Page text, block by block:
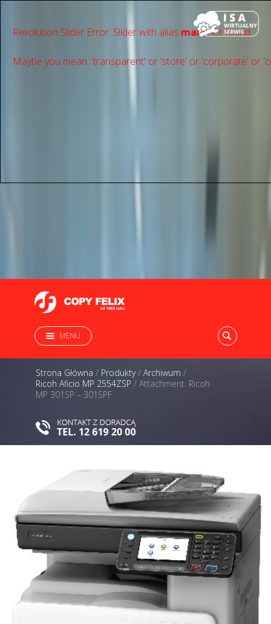
Revolution Slider Error: Slider with alias mainnot found.
Maybe you mean: 'transparent' or 'store' or 'сorporate' or
MENU
Strona Główna / Produkty/ Archiwum /
Ricoh Aficio MP 2554ZSP / Attachment: Ricoh
MP 301SP – 301SPF